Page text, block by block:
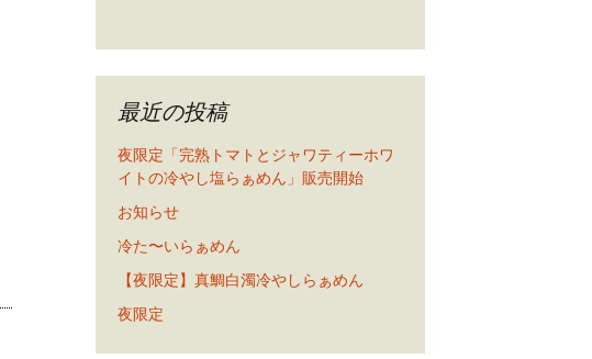
最近の投稿
夜限定「完熟トマトとジャワティーホワ
イトの冷やし塩らぁめん」販売開始
お知らせ
冷た〜いらぁめん
【夜限定】真鯛白濁冷やしらぁめん
夜限定